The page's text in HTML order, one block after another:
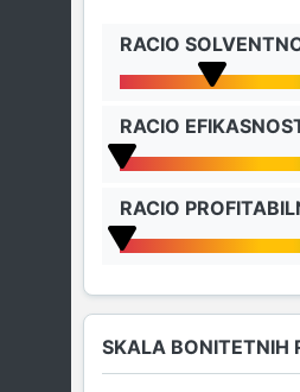
RACIO
RACIO
RACIO
SKALA BONITETNIH